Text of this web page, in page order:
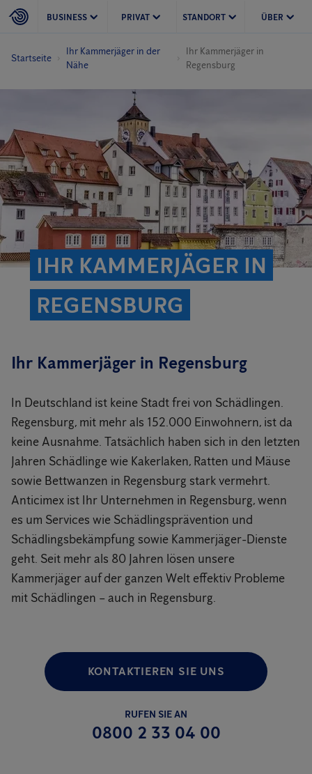
BUSINESS PRIVAT STANDORT ÜBER
Startseite
Ihr Kammerjäger in der
Nähe
Ihr Kammerjäger in
Regensburg
IHR KAMMERJÄGER IN
REGENSBURG
Ihr Kammerjäger in Regensburg
In Deutschland ist keine Stadt frei von Schädlingen.
Regensburg, mit mehr als 152.000 Einwohnern, ist da
keine Ausnahme. Tatsächlich haben sich in den letzten
Jahren Schädlinge wie Kakerlaken, Ratten und Mäuse
sowie Bettwanzen in Regensburg stark vermehrt.
Anticimex ist Ihr Unternehmen in Regensburg, wenn
es um Services wie Schädlingsprävention und
Schädlingsbekämpfung sowie Kammerjäger-Dienste
geht. Seit mehr als 80 Jahren lösen unsere
Kammerjäger auf der ganzen Welt effektiv Probleme
mit Schädlingen – auch in Regensburg.
KONTAKTIEREN SIE UNS
RUFEN SIE AN
0800 2 33 04 00